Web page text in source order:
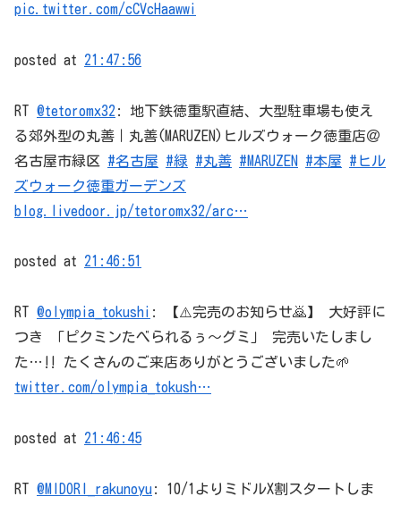
pic.twitter.com/cCVcHaawwi
posted at 21:47:56
RT @tetoromx32 : 地下鉄徳重駅直結、大型駐車場も使え
る郊外型の丸善｜丸善(MARUZEN)ヒルズウォーク徳重店＠
名古屋市緑区 #名古屋 #緑 #丸善 #MARUZEN #本屋
#ヒル
ズウォーク徳重ガーデンズ
blog.livedoor.jp/tetoromx32/arc…
posted at 21:46:51
RT @olympia_tokushi : 【⚠️完売のお知らせ🙇】 大好評に
つき 「ピクミンたべられるぅ〜グミ」 完売いたしまし
た…‼️ たくさんのご来店ありがとうございました🌱
twitter.com/olympia_tokush…
posted at 21:46:45
RT @MIDORI_rakunoyu: 10/1よりミドルX割スタートしま